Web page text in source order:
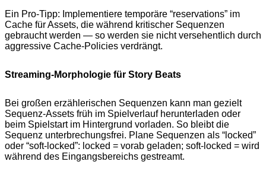
Ein Pro-Tipp: Implementiere temporäre “reservations” im
Cache für Assets, die während kritischer Sequenzen
gebraucht werden — so werden sie nicht versehentlich durch
aggressive Cache-Policies verdrängt.
Streaming-Morphologie für Story Beats
Bei großen erzählerischen Sequenzen kann man gezielt
Sequenz-Assets früh im Spielverlauf herunterladen oder
beim Spielstart im Hintergrund vorladen. So bleibt die
Sequenz unterbrechungsfrei. Plane Sequenzen als “locked”
oder “soft-locked”: locked = vorab geladen; soft-locked = wird
während des Eingangsbereichs gestreamt.